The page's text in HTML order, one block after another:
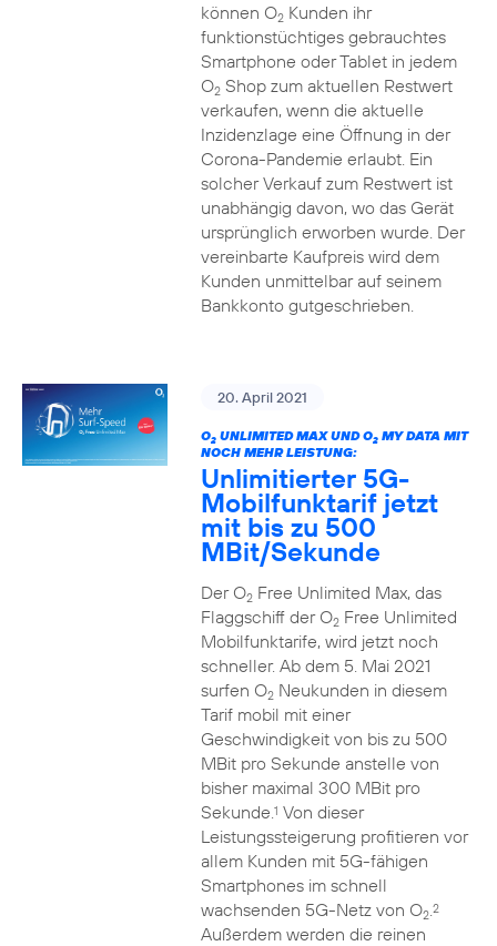
können O2Kunden ihr
funktionstüchtiges gebrauchtes
Smartphone oder Tablet in jedem
O2Shop zum aktuellen Restwert
verkaufen, wenn die aktuelle
Inzidenzlage eine Öffnung in der
Corona-Pandemie erlaubt. Ein
solcher Verkauf zum Restwert ist
unabhängig davon, wo das Gerät
ursprünglich erworben wurde. Der
vereinbarte Kaufpreis wird dem
Kunden unmittelbar auf seinem
Bankkonto gutgeschrieben.
20. April 2021
O2UNLIMITED MAX UND O2MY DATA MIT
NOCH MEHR LEISTUNG:
Unlimitierter 5G-
Mobilfunktarif jetzt
mit bis zu 500
MBit/Sekunde
Der O2Free Unlimited Max, das
Flaggschiff der O2Free Unlimited
Mobilfunktarife, wird jetzt noch
schneller. Ab dem 5. Mai 2021
surfen O2Neukunden in diesem
Tarif mobil mit einer
Geschwindigkeit von bis zu 500
MBit pro Sekunde anstelle von
bisher maximal 300 MBit pro
Sekunde.1 Von dieser
Leistungssteigerung profitieren vor
allem Kunden mit 5G-fähigen
Smartphones im schnell
wachsenden 5G-Netz von O2.2
Außerdem werden die reinen